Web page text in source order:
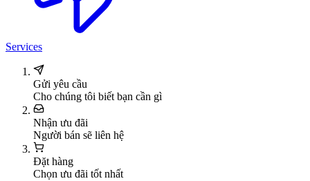
Services
Gửi yêu cầu
Cho chúng tôi biết bạn cần gì
Nhận ưu đãi
Người bán sẽ liên hệ
Đặt hàng
Chọn ưu đãi tốt nhất